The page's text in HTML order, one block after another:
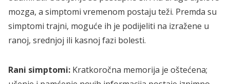
mozga, a simptomi vremenom postaju teži. Premda su
simptomi trajni, moguće ih je podijeliti na izražene u
ranoj, srednjoj ili kasnoj fazi bolesti.
Rani simptomi: Kratkoročna memorija je oštećena;